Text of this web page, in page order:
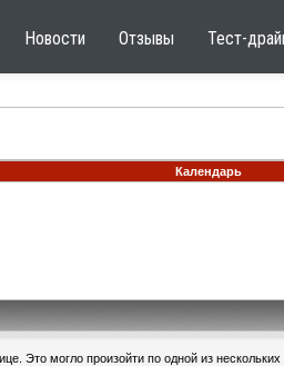
Новости Отзывы Тест-
Календарь
Это могло произойти по одной из нескольких